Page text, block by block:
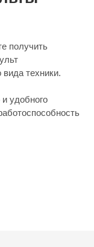
получить
техники.
удобного